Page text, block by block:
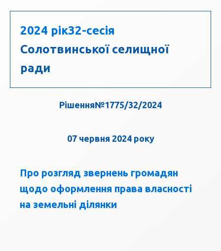
2024 рік32-сесія
Солотвинської селищної
ради
Рішення№1775/32/2024
07 червня 2024 року
Про розгляд звернень громадян
щодо оформлення права власності
на земельні ділянки